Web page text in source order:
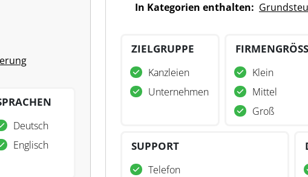
Deutsch
Englisch
In Kategorien enthalten:
ZIELGRUPPE
Kanzleien
Unternehmen
Klein
Mittel
Groß
SUPPORT
Telefon